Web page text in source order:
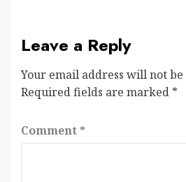
Leave a Reply
Your email address will not
Required fields are marked *
Comment *